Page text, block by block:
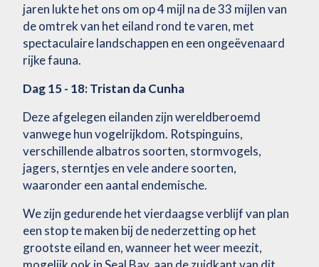
jaren lukte het ons om op 4 mijl na de 33 mijlen van
de omtrek van het eiland rond te varen, met
spectaculaire landschappen en een ongeëvenaard
rijke fauna.
Dag 15 - 18: Tristan da Cunha
Deze afgelegen eilanden zijn wereldberoemd
vanwege hun vogelrijkdom. Rotspinguins,
verschillende albatros soorten, stormvogels,
jagers, sterntjes en vele andere soorten,
waaronder een aantal endemische.
We zijn gedurende het vierdaagse verblijf van plan
een stop te maken bij de nederzetting op het
grootste eiland en, wanneer het weer meezit,